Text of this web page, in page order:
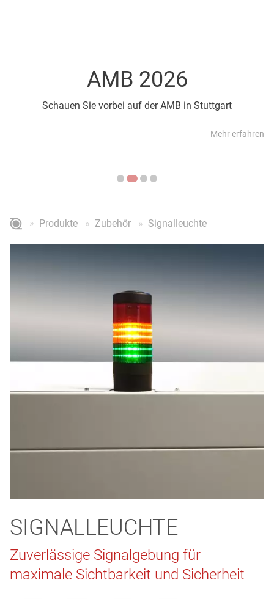
AMB 2026
Schauen Sie vorbei auf der AMB in Stuttgart
Mehr erfahren
Produkte Zubehör Signalleuchte
SIGNALLEUCHTE
Zuverlässige Signalgebung für
maximale Sichtbarkeit und Sicherheit